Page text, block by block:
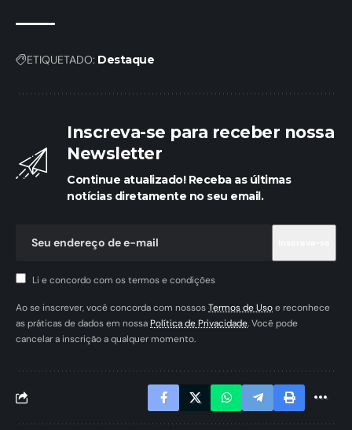
ETIQUETADO: Destaque
Inscreva-se para receber nossa
Newsletter
Continue atualizado! Receba as últimas
notícias diretamente no seu email.
Li e concordo com os termos e condições
Ao se inscrever, você concorda com nossosTermos de Usoe reconhece
as práticas de dados em nossaPolítica de Privacidade. Você pode
cancelar a inscrição a qualquer momento.